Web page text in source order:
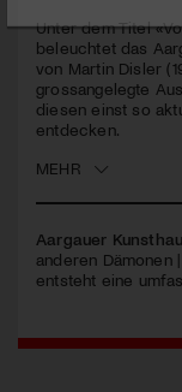
Unter dem Titel
beleuchtet das
von Martin Disler
grossangelegte
diesen einst so
entdecken.
MEHR
Aargauer
anderen Dämonen
entsteht eine